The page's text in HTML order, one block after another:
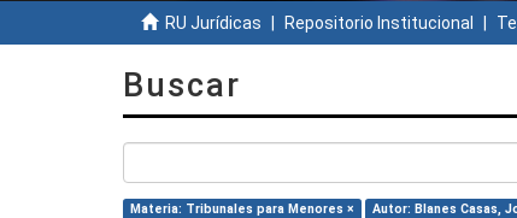
RU Jurídicas Repositorio Institucional
Buscar
Materia: Tribunales para Menores × Autor: Blanes Casas,